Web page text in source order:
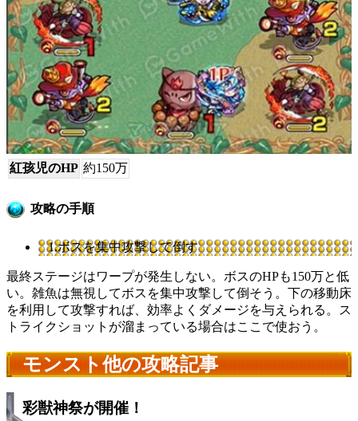
紅孩児のHP 約150万
攻略の手順
1.ボスを集中攻撃して倒す
最終ステージはワープが発生しない。ボスのHPも150万と低
い。雑魚は無視してボスを集中攻撃して倒そう。下の移動床
を利用して攻撃すれば、効率よくダメージを与えられる。ス
トライクショットが溜まっている場合はここで使おう。
モンスト他の攻略記事
彩獣神祭が開催！